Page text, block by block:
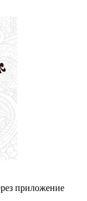
приложение